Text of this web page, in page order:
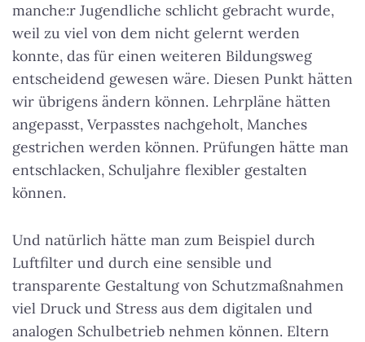
manche:r Jugendliche schlicht gebracht wurde,
weil zu viel von dem nicht gelernt werden
konnte, das für einen weiteren Bildungsweg
entscheidend gewesen wäre. Diesen Punkt hätten
wir übrigens ändern können. Lehrpläne hätten
angepasst, Verpasstes nachgeholt, Manches
gestrichen werden können. Prüfungen hätte man
entschlacken, Schuljahre flexibler gestalten
können.
Und natürlich hätte man zum Beispiel durch
Luftfilter und durch eine sensible und
transparente Gestaltung von Schutzmaßnahmen
viel Druck und Stress aus dem digitalen und
analogen Schulbetrieb nehmen können. Eltern